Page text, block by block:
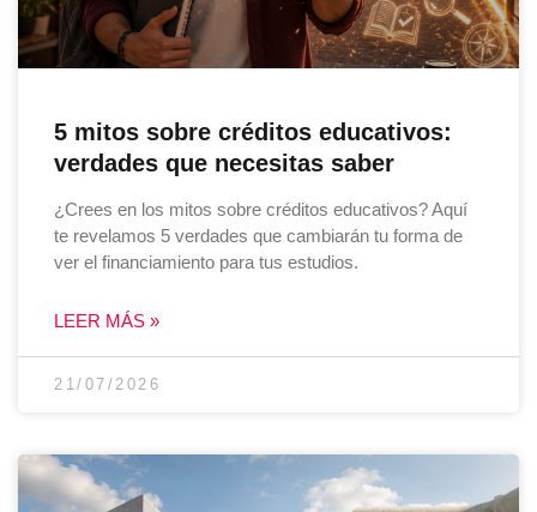
5 mitos sobre créditos educativos:
verdades que necesitas saber
¿Crees en los mitos sobre créditos educativos? Aquí
te revelamos 5 verdades que cambiarán tu forma de
ver el financiamiento para tus estudios.
LEER MÁS »
21/07/2026